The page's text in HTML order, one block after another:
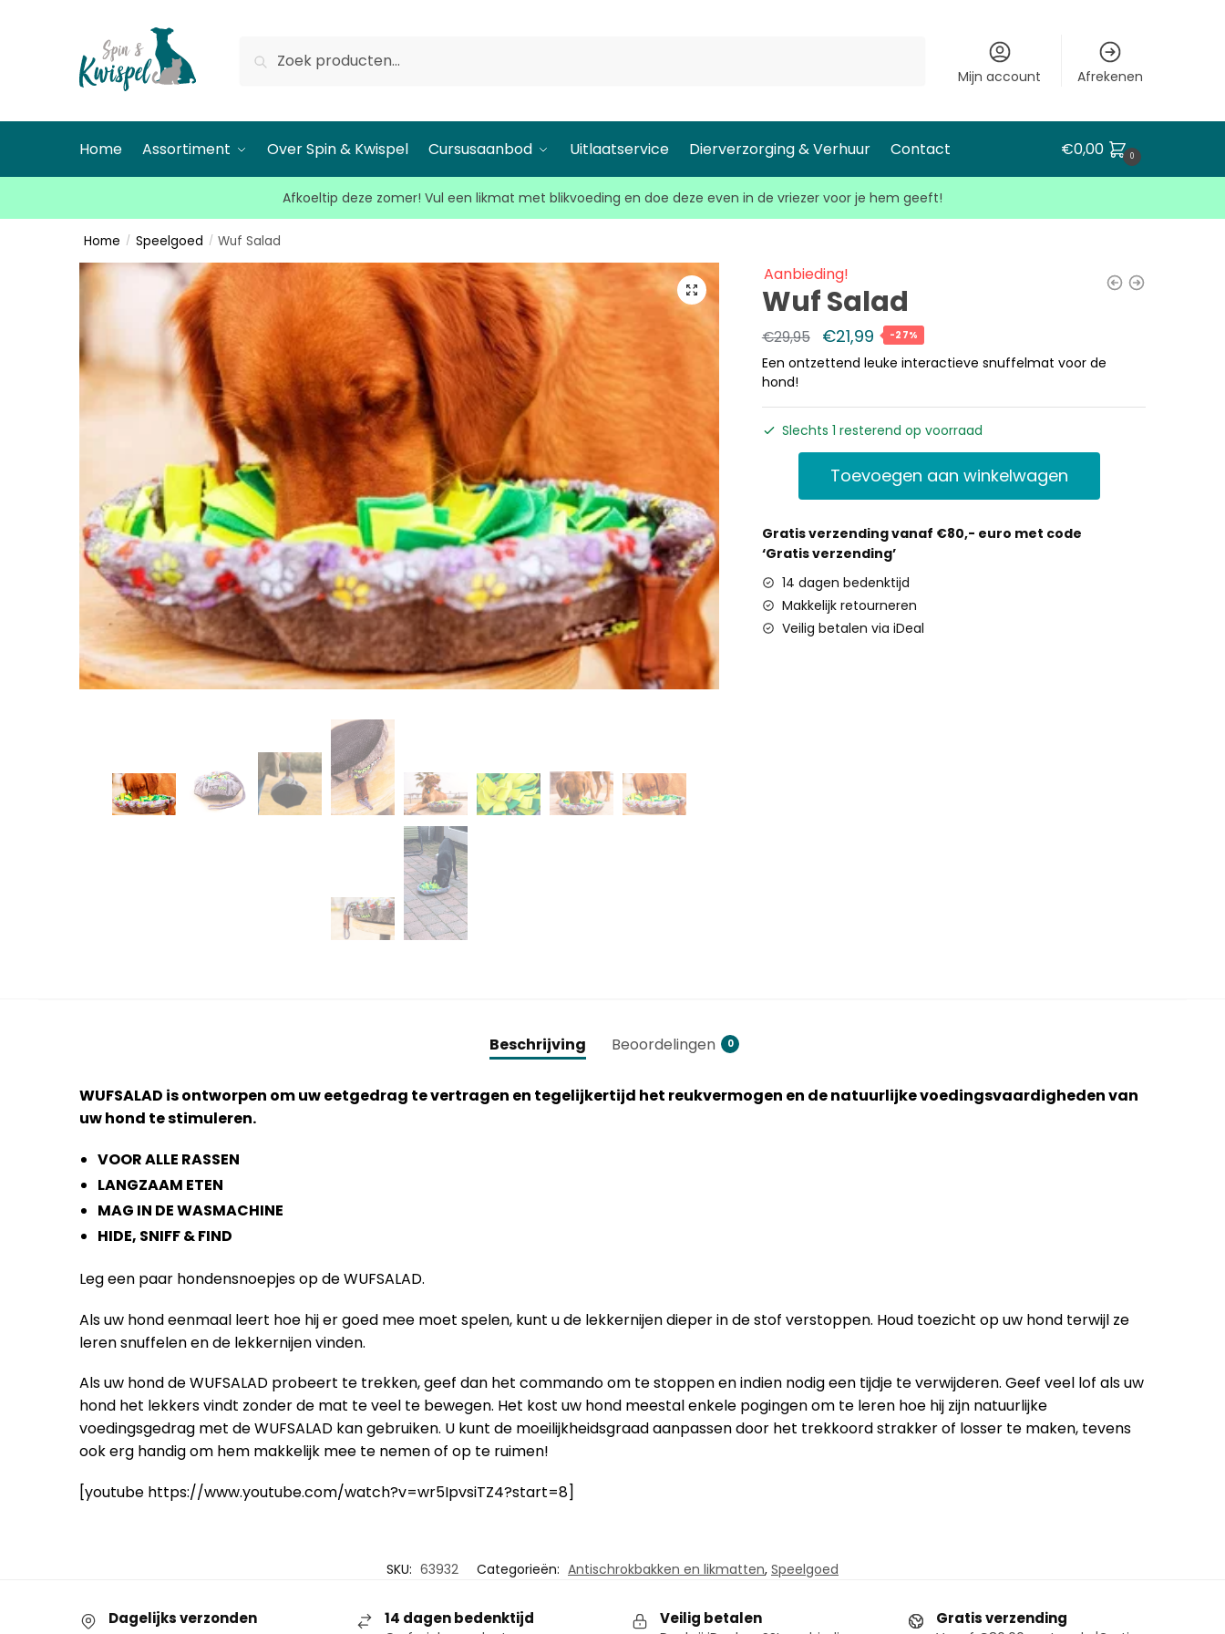
Mijn account Afrekenen
Home Assortiment Over Spin & Kwispel Cursusaanbod Uitlaatservice Dierverzorging & Verhuur Contact €0,00 0
Afkoeltip deze zomer! Vul een likmat met blikvoeding en doe deze even in de vriezer voor je hem geeft!
Home / Speelgoed / Wuf Salad
Aanbieding!
Wuf Salad
€29,95 €21,99 -27%
Een ontzettend leuke interactieve snuffelmat voor de
hond!
Slechts 1 resterend op voorraad
Toevoegen aan winkelwagen
Gratis verzending vanaf €80,- euro met code
‘Gratis verzending’
14 dagen bedenktijd
Makkelijk retourneren
Veilig betalen via iDeal
Beschrijving Beoordelingen 0
WUFSALAD is ontworpen om uw eetgedrag te vertragen en tegelijkertijd het reukvermogen en de natuurlijke voedingsvaardigheden van
uw hond te stimuleren.
VOOR ALLE RASSEN
LANGZAAM ETEN
MAG IN DE WASMACHINE
HIDE, SNIFF & FIND
Leg een paar hondensnoepjes op de WUFSALAD.
Als uw hond eenmaal leert hoe hij er goed mee moet spelen, kunt u de lekkernijen dieper in de stof verstoppen. Houd toezicht op uw hond terwijl ze
leren snuffelen en de lekkernijen vinden.
Als uw hond de WUFSALAD probeert te trekken, geef dan het commando om te stoppen en indien nodig een tijdje te verwijderen. Geef veel lof als uw
hond het lekkers vindt zonder de mat te veel te bewegen. Het kost uw hond meestal enkele pogingen om te leren hoe hij zijn natuurlijke
voedingsgedrag met de WUFSALAD kan gebruiken. U kunt de moeilijkheidsgraad aanpassen door het trekkoord strakker of losser te maken, tevens
ook erg handig om hem makkelijk mee te nemen of op te ruimen!
[youtube https://www.youtube.com/watch?v=wr5IpvsiTZ4?start=8]
SKU: 63932 Categorieën: Antischrokbakken en likmatten, Speelgoed
Dagelijks verzonden 14 dagen bedenktijd Veilig betalen Gratis verzending